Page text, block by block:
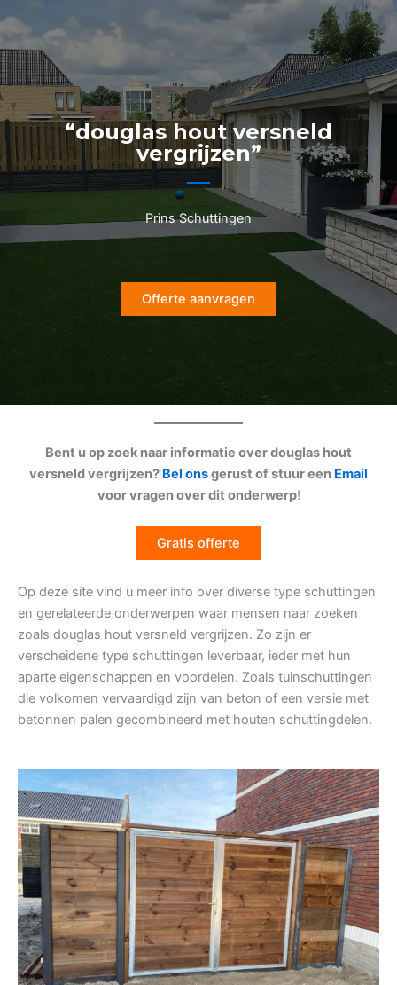
naar
de
inhoud
“douglas hout versneld
vergrijzen”
Prins Schuttingen
Offerte aanvragen
Bent u op zoek naar informatie over douglas hout
versneld vergrijzen? Bel onsgerust of stuur een Email
voor vragen over dit onderwerp!
Gratis offerte
Op deze site vind u meer info over diverse type schuttingen
en gerelateerde onderwerpen waar mensen naar zoeken
zoals douglas hout versneld vergrijzen. Zo zijn er
verscheidene type schuttingen leverbaar, ieder met hun
aparte eigenschappen en voordelen. Zoals tuinschuttingen
die volkomen vervaardigd zijn van beton of een versie met
betonnen palen gecombineerd met houten schuttingdelen.